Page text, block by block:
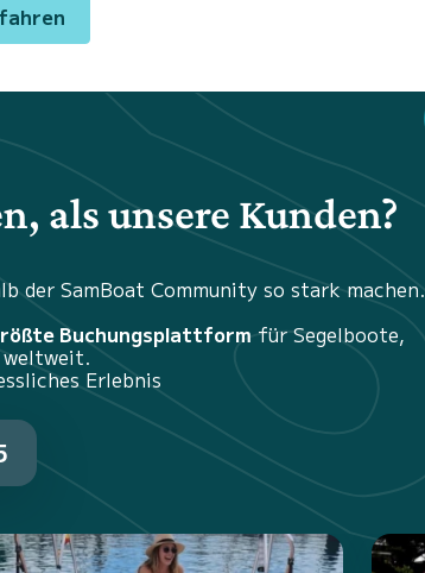
als unsere Kunden?
der SamBoat Community so stark machen.
Buchungsplattformfür Segelboote,
weltweit.
Erlebnis